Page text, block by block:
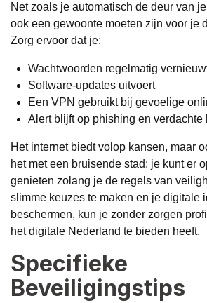
Net zoals je automatisch de deur van
ook een gewoonte moeten zijn voor je
Zorg ervoor dat je:
Wachtwoorden regelmatig
Software-updates uitvoert
Een VPN gebruikt bij gevoelige
Alert blijft op phishing en verdachte
Het internet biedt volop kansen, maar
het met een bruisende stad: je kunt er
genieten zolang je de regels van
slimme keuzes te maken en je digitale
beschermen, kun je zonder zorgen
het digitale Nederland te bieden heeft.
Specifieke
Beveiligingstips